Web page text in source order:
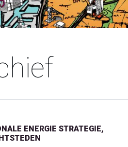
ENERGIE STRATEGIE,